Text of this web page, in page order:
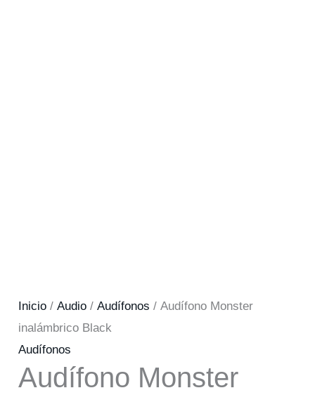
Inicio /Audio /Audífonos / Audífono Monster
inalámbrico Black
Audífonos
Audífono Monster